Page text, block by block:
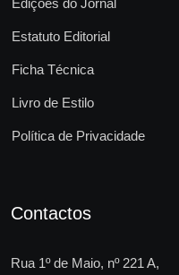
Edições do Jornal
Estatuto Editorial
Ficha Técnica
Livro de Estilo
Política de Privacidade
Contactos
Rua 1º de Maio, nº 221 A,